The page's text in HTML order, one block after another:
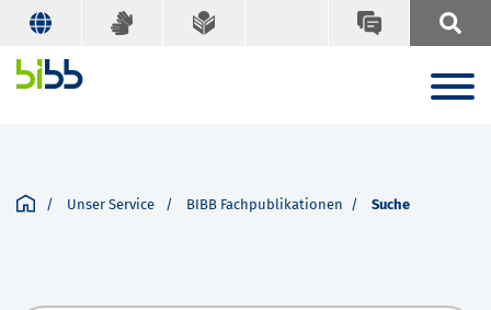
Unser Service BIBB Fachpublikationen Suche